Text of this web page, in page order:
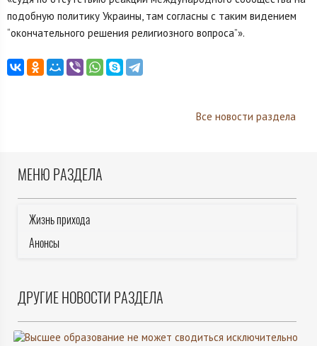
подобную политику Украины, там согласны с таким видением
“окончательного решения религиозного вопроса”».
Все новости раздела
МЕНЮ РАЗДЕЛА
Жизнь прихода
Анонсы
ДРУГИЕ НОВОСТИ РАЗДЕЛА